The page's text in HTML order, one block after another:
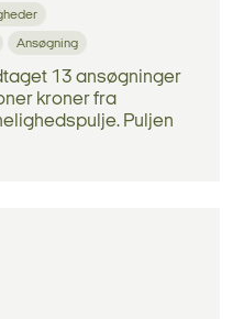
Ansøgning
13 ansøgninger
kroner fra
Puljen